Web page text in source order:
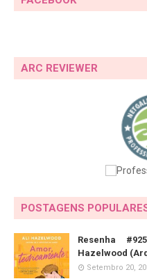
ARC REVIEWER
POSTAGENS
Resenha
Hazelwood
Setembro 20,